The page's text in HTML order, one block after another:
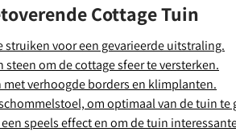
Cottage Tuin
voor een gevarieerde uitstraling.
om de cottage sfeer te versterken.
verhoogde borders en klimplanten.
om optimaal van de tuin te
speels effect en om de tuin